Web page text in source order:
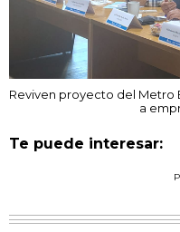
Reviven proyecto del Metro
a
Te puede interesar: